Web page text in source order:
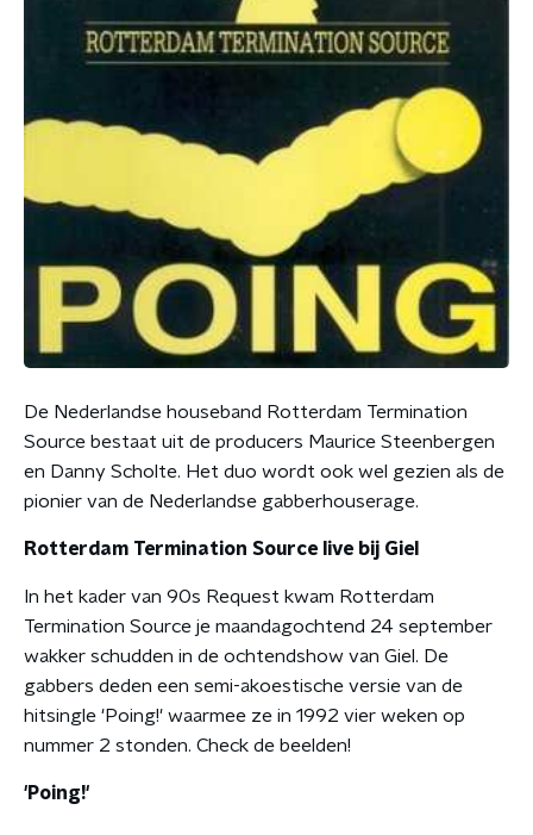
De Nederlandse houseband Rotterdam Termination
Source bestaat uit de producers Maurice Steenbergen
en Danny Scholte. Het duo wordt ook wel gezien als de
pionier van de Nederlandse gabberhouserage.
Rotterdam Termination Source live bij Giel
In het kader van 90s Request kwam Rotterdam
Termination Source je maandagochtend 24 september
wakker schudden in de ochtendshow van Giel. De
gabbers deden een semi-akoestische versie van de
hitsingle 'Poing!' waarmee ze in 1992 vier weken op
nummer 2 stonden. Check de beelden!
'Poing!'